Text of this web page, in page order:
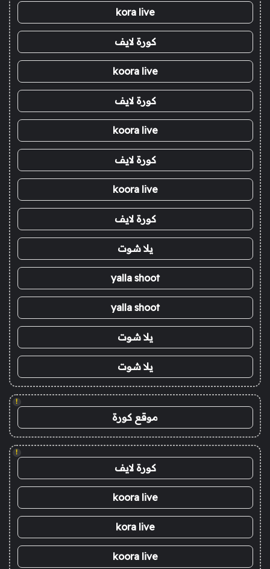
kora live
كورة لايف
koora live
كورة لايف
koora live
كورة لايف
koora live
كورة لايف
يلا شوت
yalla shoot
yalla shoot
يلا شوت
يلا شوت
!
موقع كورة
!
كورة لايف
koora live
kora live
koora live